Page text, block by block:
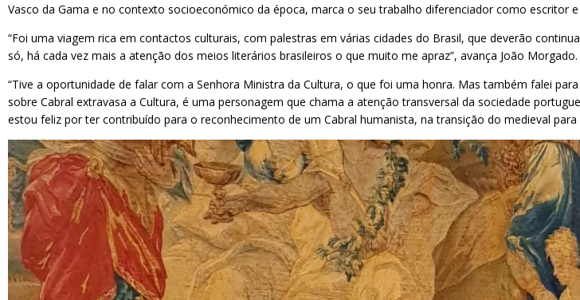
Vasco da Gama e no contexto socioeconómico da época, marca o seu trabalho diferenciador como escritor
“Foi uma viagem rica em contactos culturais, com palestras em várias cidades do Brasil, que deverão
só, há cada vez mais a atenção dos meios literários brasileiros o que muito me apraz”, avança João Morgado.
“Tive a oportunidade de falar com a Senhora Ministra da Cultura, o que foi uma honra. Mas também falei
sobre Cabral extravasa a Cultura, é uma personagem que chama a atenção transversal da sociedade
estou feliz por ter contribuído para o reconhecimento de um Cabral humanista, na transição do medieval